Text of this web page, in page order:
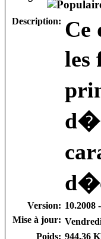
Description: Ce
les
Version: 10.2008
Mise à jour:
Poids: 944.36